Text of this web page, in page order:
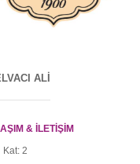
ALİ
& İLETİŞİM
Kat: 2